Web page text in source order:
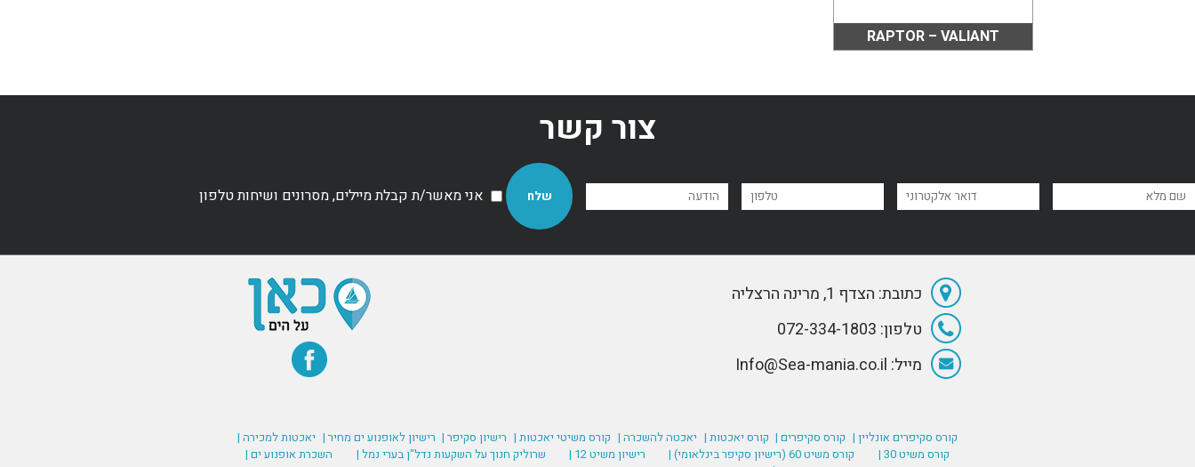
RAPTOR – VALIANT
צור קשר
אני מאשר/ת קבלת מיילים, מסרונים ושיחות טלפון
כתובת: הצדף 1, מרינה הרצליה
טלפון: 072-334-1803
מייל: Info@Sea-mania.co.il
קורס סקיפרים אונליין | קורס סקיפרים | קורס יאכטות | יאכטה להשכרה | קורס משיטי יאכטות | רישיון סקיפר | רישיון לאופנוע ים מחיר | יאכטות למכירה |
קורס משיט 30 |
קורס משיט 60 (רישיון סקיפר בינלאומי) | רישיון משיט 12 | שרוליק חנוך על השקעות נדל"ן בערי נמל |
השכרת אופנוע ים |